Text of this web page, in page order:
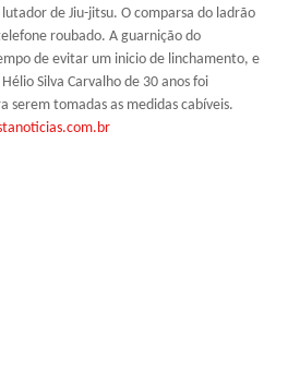
de Jiu-jitsu. O comparsa do ladrão
roubado. A guarnição do
de evitar um inicio de linchamento, e
Silva Carvalho de 30 anos foi
serem tomadas as medidas cabíveis.